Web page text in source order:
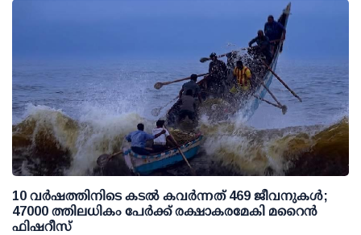
10 വര്‍ഷത്തിനിടെ കടല്‍ കവര്‍ന്നത് 469 ജീവനുകള്‍;
47000 ത്തിലധികം പേര്‍ക്ക് രക്ഷാകരമേകി മറൈന്‍
ഫിഷറീസ്